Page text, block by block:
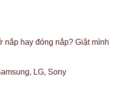
nắp hay đóng nắp? Giật mình
LG, Sony